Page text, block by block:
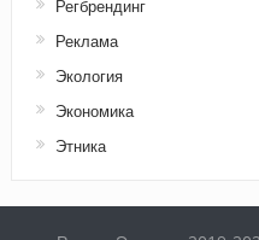
Регбрендинг
Реклама
Экология
Экономика
Этника